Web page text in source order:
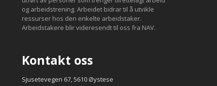
og arbeidstrening. Arbeidet bidrar til å utvikle
ressurser hos den enkelte arbeidstaker.
Arbeidstakere blir videresendt til oss fra NAV.
Kontakt oss
Sjusetevegen 67, 5610 Øystese